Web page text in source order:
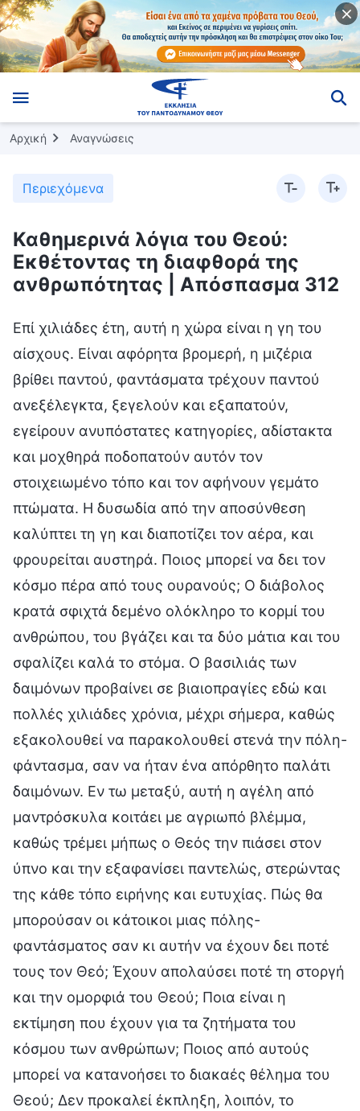
Αρχική Αναγνώσεις
Περιεχόμενα
Καθημερινά λόγια του Θεού:
Εκθέτοντας τη διαφθορά της
ανθρωπότητας | Απόσπασμα 312
Επί χιλιάδες έτη, αυτή η χώρα είναι η γη του
αίσχους. Είναι αφόρητα βρομερή, η μιζέρια
βρίθει παντού, φαντάσματα τρέχουν παντού
ανεξέλεγκτα, ξεγελούν και εξαπατούν,
εγείρουν ανυπόστατες κατηγορίες, αδίστακτα
και μοχθηρά ποδοπατούν αυτόν τον
στοιχειωμένο τόπο και τον αφήνουν γεμάτο
πτώματα. Η δυσωδία από την αποσύνθεση
καλύπτει τη γη και διαποτίζει τον αέρα, και
φρουρείται αυστηρά. Ποιος μπορεί να δει τον
κόσμο πέρα από τους ουρανούς; Ο διάβολος
κρατά σφιχτά δεμένο ολόκληρο το κορμί του
ανθρώπου, του βγάζει και τα δύο μάτια και του
σφαλίζει καλά το στόμα. Ο βασιλιάς των
δαιμόνων προβαίνει σε βιαιοπραγίες εδώ και
πολλές χιλιάδες χρόνια, μέχρι σήμερα, καθώς
εξακολουθεί να παρακολουθεί στενά την πόλη-
φάντασμα, σαν να ήταν ένα απόρθητο παλάτι
δαιμόνων. Εν τω μεταξύ, αυτή η αγέλη από
μαντρόσκυλα κοιτάει με αγριωπό βλέμμα,
καθώς τρέμει μήπως ο Θεός την πιάσει στον
ύπνο και την εξαφανίσει παντελώς, στερώντας
της κάθε τόπο ειρήνης και ευτυχίας. Πώς θα
μπορούσαν οι κάτοικοι μιας πόλης-
φαντάσματος σαν κι αυτήν να έχουν δει ποτέ
τους τον Θεό; Έχουν απολαύσει ποτέ τη στοργή
και την ομορφιά του Θεού; Ποια είναι η
εκτίμηση που έχουν για τα ζητήματα του
κόσμου των ανθρώπων; Ποιος από αυτούς
μπορεί να κατανοήσει το διακαές θέλημα του
Θεού; Δεν προκαλεί έκπληξη, λοιπόν, το